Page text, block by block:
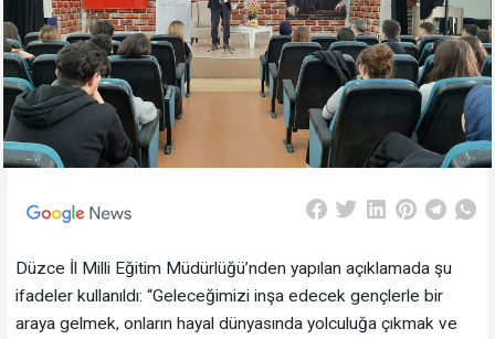
Düzce İl Milli Eğitim Müdürlüğü’nden yapılan açıklamada şu
ifadeler kullanıldı: “Geleceğimizi inşa edecek gençlerle bir
araya gelmek, onların hayal dünyasında yolculuğa çıkmak ve